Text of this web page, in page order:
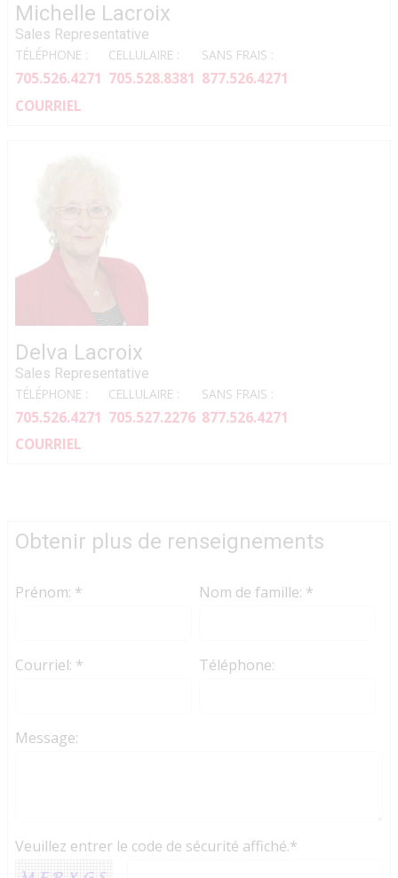
Michelle Lacroix
Sales Representative
TÉLÉPHONE :
705.526.4271
CELLULAIRE :
705.528.8381
SANS FRAIS :
877.526.4271
COURRIEL
Delva Lacroix
Sales Representative
TÉLÉPHONE :
705.526.4271
CELLULAIRE :
705.527.2276
SANS FRAIS :
877.526.4271
COURRIEL
Obtenir plus de renseignements
Prénom: * Nom de famille: *
Courriel: * Téléphone:
Message:
Veuillez entrer le code de sécurité affiché.*